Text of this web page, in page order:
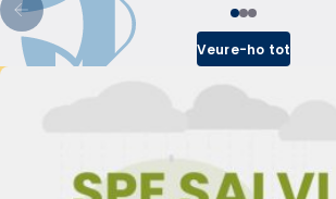
Veure-ho tot